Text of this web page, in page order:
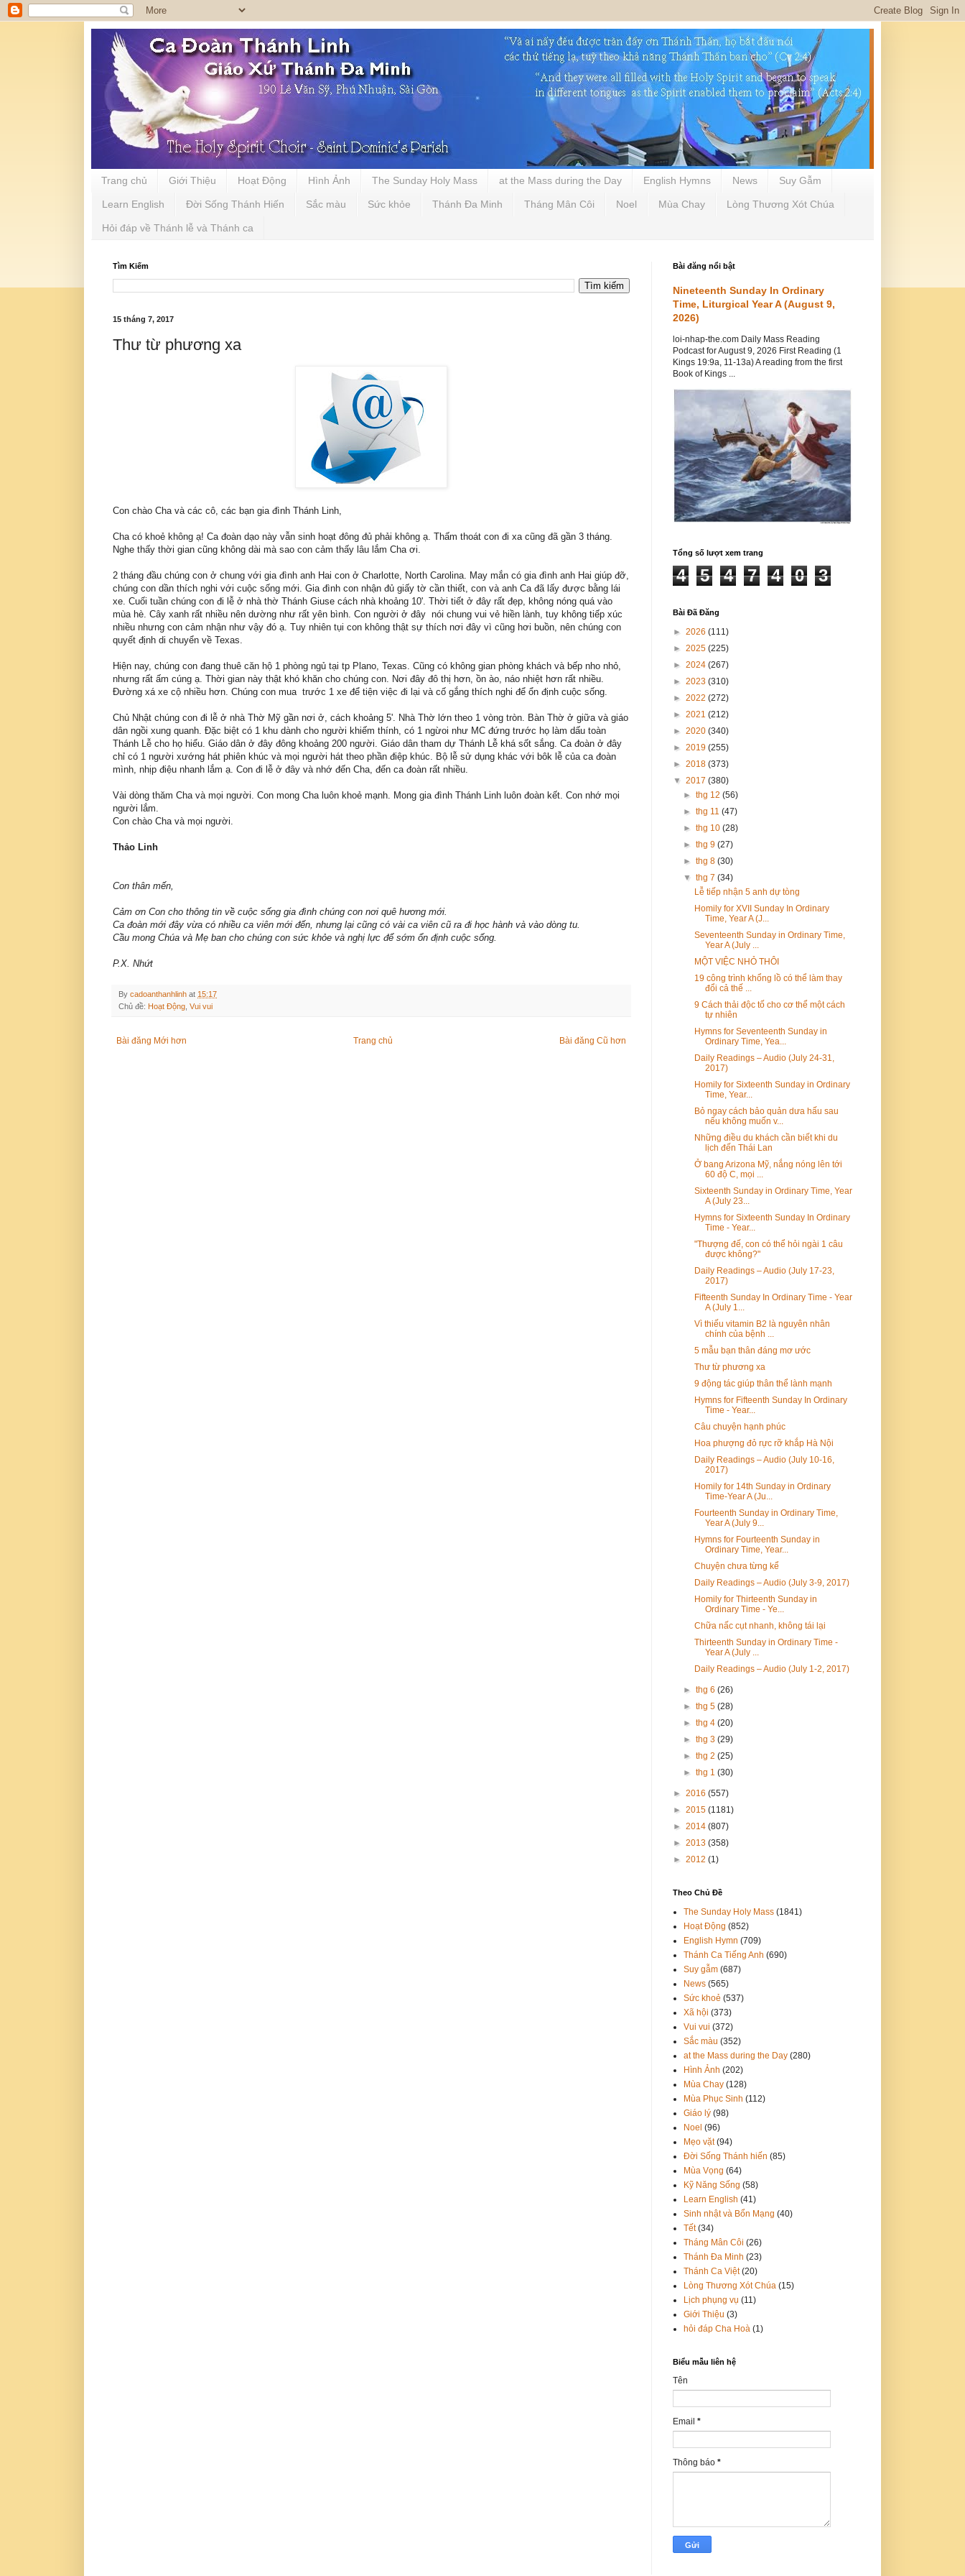
Trang chủ Giới Thiệu Hoạt Động Hình Ảnh The Sunday Holy Mass at the Mass during the Day English Hymns News Suy Gẫm
Learn English Đời Sống Thánh Hiến Sắc màu Sức khỏe Thánh Đa Minh Tháng Mân Côi Noel Mùa Chay Lòng Thương Xót Chúa
Hỏi đáp về Thánh lễ và Thánh ca
Tìm Kiếm
15 tháng 7, 2017
Thư từ phương xa
Con chào Cha và các cô, các bạn gia đình Thánh Linh,
Cha có khoẻ không ạ! Ca đoàn dạo này vẫn sinh hoạt đông đủ phải không ạ. Thấm thoát con đi xa cũng đã gần 3 tháng.
Nghe thấy thời gian cũng không dài mà sao con cảm thấy lâu lắm Cha ơi.
2 tháng đầu chúng con ở chung với gia đình anh Hai con ở Charlotte, North Carolina. May mắn có gia đình anh Hai giúp đỡ,
chúng con dần thích nghi với cuộc sống mới. Gia đình con nhận đủ giấy tờ cần thiết, con và anh Ca đã lấy được bằng lái
xe. Cuối tuần chúng con đi lễ ở nhà thờ Thánh Giuse cách nhà khoảng 10'. Thời tiết ở đây rất đẹp, không nóng quá vào
mùa hè. Cây xanh rất nhiều nên dường như rất yên bình. Con người ở đây nói chung vui vẻ hiền lành, tuy không tiếp xúc
nhiều nhưng con cảm nhận như vậy đó ạ. Tuy nhiên tụi con không thật sự thích nơi đây vì cũng hơi buồn, nên chúng con
quyết định di chuyển về Texas.
Hiện nay, chúng con đang thuê căn hộ 1 phòng ngủ tại tp Plano, Texas. Cũng có không gian phòng khách và bếp nho nhỏ,
nhưng rất ấm cúng ạ. Thời gian này thật khó khăn cho chúng con. Nơi đây đô thị hơn, ồn ào, náo nhiệt hơn rất nhiều.
Đường xá xe cộ nhiều hơn. Chúng con mua trước 1 xe để tiện việc đi lại và cố gắng thích nghi để ổn định cuộc sống.
Chủ Nhật chúng con đi lễ ở nhà Thờ Mỹ gần nơi ở, cách khoảng 5'. Nhà Thờ lớn theo 1 vòng tròn. Bàn Thờ ở giữa và giáo
dân ngồi xung quanh. Đặc biệt có 1 khu dành cho người khiếm thính, có 1 ngừoi như MC đứng trước họ làm dấu toàn
Thánh Lễ cho họ hiểu. Giáo dân ở đây đông khoảng 200 người. Giáo dân tham dự Thánh Lễ khá sốt sắng. Ca đoàn ở đây
chỉ có 1 người xướng hát phiên khúc và mọi người hát theo phần điệp khúc. Bộ lễ sử dụng khác với bôk lễ của ca đoàn
mình, nhịp điệu nhanh lắm ạ. Con đi lễ ở đây và nhớ đến Cha, đến ca đoàn rất nhiều.
Vài dòng thăm Cha và mọi người. Con mong Cha luôn khoẻ mạnh. Mong gia đình Thánh Linh luôn đoàn kết. Con nhớ mọi
người lắm.
Con chào Cha và mọi người.
Thảo Linh
Con thân mến,
Cảm ơn Con cho thông tin về cuộc sống gia đình chúng con nơi quê hương mới.
Ca đoàn mới đây vừa có nhiều ca viên mới đến, nhưng lại cũng có vài ca viên cũ ra đi học hành và vào dòng tu.
Cầu mong Chúa và Mẹ ban cho chúng con sức khỏe và nghị lực để sớm ổn định cuộc sống.
P.X. Nhứt
By cadoanthanhlinh at 15:17
Chủ đề: Hoạt Động Vui vui
Bài đăng Mới hơn Bài đăng Cũ hơn
Trang chủ
Bài đăng nổi bật
Nineteenth Sunday In Ordinary
Time, Liturgical Year A (August 9,
2026)
loi-nhap-the.com Daily Mass Reading
Podcast for August 9, 2026 First Reading (1
Kings 19:9a, 11-13a) A reading from the first
Book of Kings ...
Tổng số lượt xem trang
4 5 4 7 4 0 3
Bài Đã Đăng
► 2026 (111)
► 2025 (225)
► 2024 (267)
► 2023 (310)
► 2022 (272)
► 2021 (212)
► 2020 (340)
► 2019 (255)
► 2018 (373)
▼ 2017 (380)
►thg 12(56)
►thg 11(47)
►thg 10(28)
►thg 9(27)
►thg 8(30)
▼thg 7(34)
Lễ tiếp nhận 5 anh dự tòng
Homily for XVII Sunday In Ordinary
Time, Year A (J...
Seventeenth Sunday in Ordinary Time,
Year A (July ...
MỘT VIỆC NHỎ THÔI
19 công trình khổng lồ có thể làm thay
đổi cả thế ...
9 Cách thải độc tố cho cơ t hể một cách
tự nhiên
Hymns for Seventeenth Sunday in
Ordinary Time, Yea...
Daily Readings – Audio (July 24-31,
2017)
Homily for Sixteenth Sunday in Ordinary
Time, Year...
Bỏ ngay cách bảo quản dưa hấu sau
nếu không muốn v...
Những điều du khách cần biết khi du
lịch đến Thái Lan
Ở bang Arizona Mỹ, nắng nóng lên tới
60 độ C, mọi ...
Sixteenth Sunday in Ordinary Time, Year
A (July 23...
Hymns for Sixteenth Sunday In Ordinary
Time - Year...
"Thượng đế, con có thể hỏi ngài 1 câu
được không?"
Daily Readings – Audio (July 17-23,
2017)
Fifteenth Sunday In Ordinary Time - Year
A (July 1...
Vì thiếu vitamin B2 là nguyên nhân
chính của bệnh ...
5 mẫu bạn thân đáng mơ ước
Thư từ phương xa
9 động tác giúp thân thể lành mạnh
Hymns for Fifteenth Sunday In Ordinary
Time - Year...
Câu chuyện hạnh phúc
Hoa phượng đỏ rực rỡ khắp Hà Nội
Daily Readings – Audio (July 10-16,
2017)
Homily for 14th Sunday in Ordinary
Time-Year A (Ju...
Fourteenth Sunday in Ordinary Time,
Year A (July 9...
Hymns for Fourteenth Sunday in
Ordinary Time, Year...
Chuyện chưa từng kể
Daily Readings – Audio (July 3-9, 2017)
Homily for Thirteenth Sunday in
Ordinary Time - Ye...
Chữa nấc cụt nhanh, không tái lại
Thirteenth Sunday in Ordinary Time -
Year A (July ...
Daily Readings – Audio (July 1-2, 2017)
►thg 6(26)
►thg 5(28)
►thg 4(20)
►thg 3(29)
►thg 2(25)
►thg 1(30)
► 2016 (557)
► 2015 (1181)
► 2014 (807)
► 2013 (358)
► 2012 (1)
Theo Chủ Đề
The Sunday Holy Mass (1841)
Hoạt Động (852)
English Hymn (709)
Thánh Ca Tiếng Anh (690)
Suy gẫm (687)
News (565)
Sức khoẻ (537)
Xã hội (373)
Vui vui (372)
Sắc màu (352)
at the Mass during the Day (280)
Hình Ảnh (202)
Mùa Chay (128)
Mùa Phục Sinh (112)
Giáo lý (98)
Noel (96)
Mẹo vặt (94)
Đời Sống Thánh hiến (85)
Mùa Vọng (64)
Kỹ Năng Sống (58)
Learn English (41)
Sinh nhật và Bổn Mạng (40)
Tết (34)
Tháng Mân Côi (26)
Thánh Đa Minh (23)
Thánh Ca Việt (20)
Lòng Thương Xót Chúa (15)
Lịch phụng vụ (11)
Giới Thiệu (3)
hỏi đáp Cha Hoà (1)
Biểu mẫu liên hệ
Tên
Email *
Thông báo *